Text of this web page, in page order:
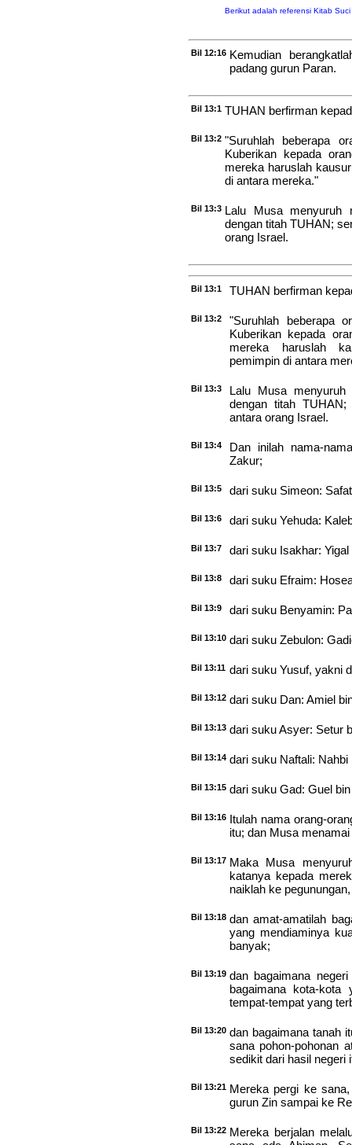
Berikut adalah referensi Kitab
Bil 12:16 Kemudian
padang gurun Paran.
Bil 13:1 TUHAN berfirman
Bil 13:2 "Suruhlah beberapa
Kuberikan kepada
mereka haruslah
di antara mereka."
Bil 13:3 Lalu Musa menyuruh
dengan titah TUHAN;
orang Israel.
Bil 13:1 TUHAN berfirman
Bil 13:2
"Suruhlah beberapa
Kuberikan kepada
mereka haruslah
pemimpin di antara
Bil 13:3
Lalu Musa
dengan titah
antara orang Israel.
Bil 13:4
Dan inilah nama-
Zakur;
Bil 13:5 dari suku Simeon:
Bil 13:6 dari suku Yehuda:
Bil 13:7 dari suku Isakhar: Yigal
Bil 13:8 dari suku Efraim:
Bil 13:9 dari suku Benyamin:
Bil 13:10 dari suku Zebulon:
Bil 13:11 dari suku Yusuf, yakni
Bil 13:12 dari suku Dan: Amiel
Bil 13:13 dari suku Asyer: Setur
Bil 13:14 dari suku Naftali: Nahbi
Bil 13:15 dari suku Gad: Guel
Bil 13:16 Itulah nama orang-
itu; dan Musa
Bil 13:17 Maka Musa
katanya kepada
naiklah ke pegunungan,
Bil 13:18 dan amat-amatilah
yang mendiaminya
banyak;
Bil 13:19 dan bagaimana
bagaimana kota-
tempat-tempat yang
Bil 13:20 dan bagaimana tanah
sana pohon-pohonan
sedikit dari hasil negeri
Bil 13:21 Mereka pergi ke
gurun Zin sampai ke
Bil 13:22 Mereka berjalan